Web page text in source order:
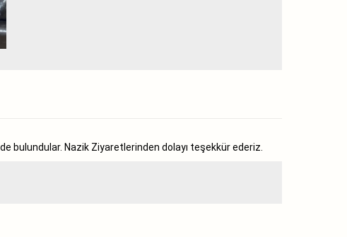
bulundular. Nazik Ziyaretlerinden dolayı teşekkür ederiz.